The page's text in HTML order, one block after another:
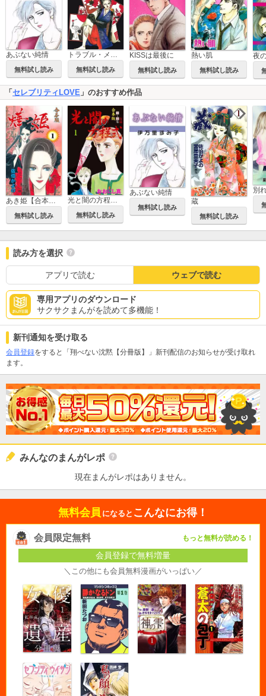
あぶない純情
無料試し読み 無料試し読み
KISSは最後に
無料試し読み
熱い肌
無料試し読み
夜
「 セレブリティLOVE 」のおすすめ作品
無料試し読み 無料試し読み
あぶない純情
無料試し読み
蔵
無料試し読み
読み方を選択
アプリで読む ウェブで読む
専用アプリのダウンロード
サクサクまんがを読めて多機能！
新刊通知を受け取る
会員登録をすると「翔べない沈黙【分冊版】」新刊配信のお知らせが受け取れ
ます。
みんなのまんがレポ
現在まんがレポはありません。
無料会員 になると こんなにお得！
会員限定無料 もっと無料が読める！
会員登録で無料増量
＼この他にも会員無料漫画がいっぱい／